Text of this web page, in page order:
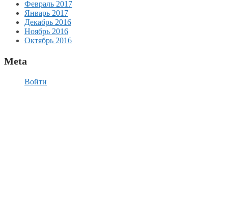
Февраль 2017
Январь 2017
Декабрь 2016
Ноябрь 2016
Октябрь 2016
Meta
Войти